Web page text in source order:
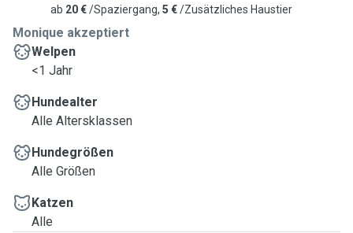
ab 20 €/Spaziergang, 5 €/Zusätzliches Haustier
Monique akzeptiert
Welpen
<1 Jahr
Hundealter
Alle Altersklassen
Hundegrößen
Alle Größen
Katzen
Alle